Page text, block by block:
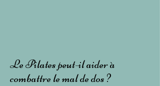
Le Pilates peut-il aider à
combattre le mal de dos ?